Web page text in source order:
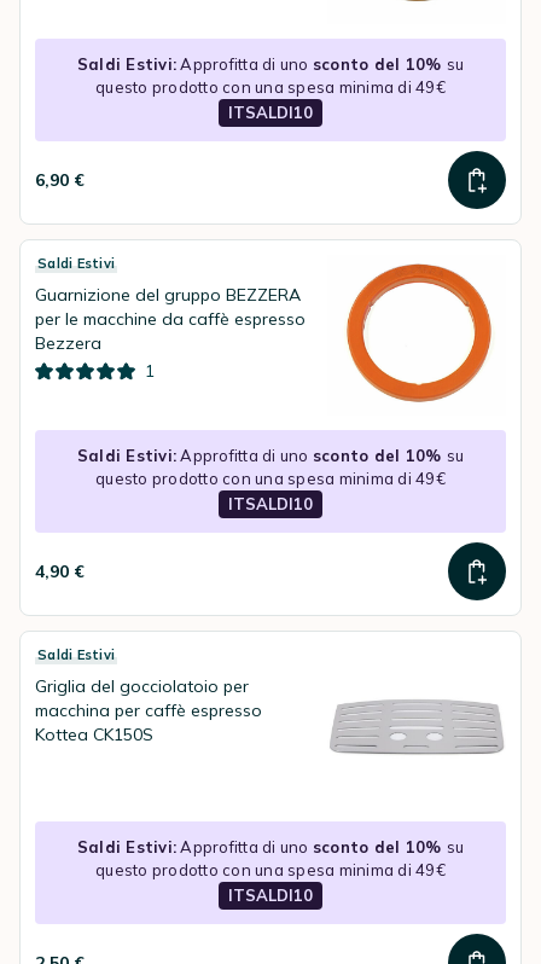
Saldi Estivi:Approfitta di uno sconto del 10% su
questo prodotto con una spesa minima di 49€
ITSALDI10
6,90 €
Saldi Estivi
Guarnizione del gruppo BEZZERA
per le macchine da caffè espresso
Bezzera
1
Saldi Estivi:Approfitta di uno sconto del 10% su
questo prodotto con una spesa minima di 49€
ITSALDI10
4,90 €
Saldi Estivi
Griglia del gocciolatoio per
macchina per caffè espresso
Kottea CK150S
Saldi Estivi:Approfitta di uno sconto del 10% su
questo prodotto con una spesa minima di 49€
ITSALDI10